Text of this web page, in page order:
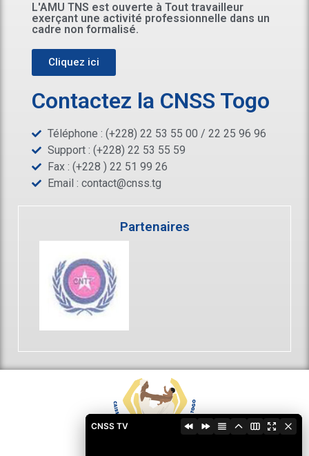
L'AMU TNS est ouverte à Tout travailleur
exerçant une activité professionnelle dans un
cadre non formalisé.
Cliquez ici
Contactez la CNSS Togo
Téléphone : (+228) 22 53 55 00 / 22 25 96 96
Support : (+228) 22 53 55 59
Fax : (+228 ) 22 51 99 26
Email : contact@cnss.tg
Partenaires
CNSS TV